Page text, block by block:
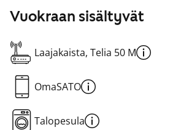
Vuokraan sisältyvät
Laajakaista, Telia 50 M
OmaSATO
Talopesula